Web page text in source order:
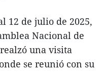
12 de julio de 2025,
Nacional de
una visita
se reunió con su